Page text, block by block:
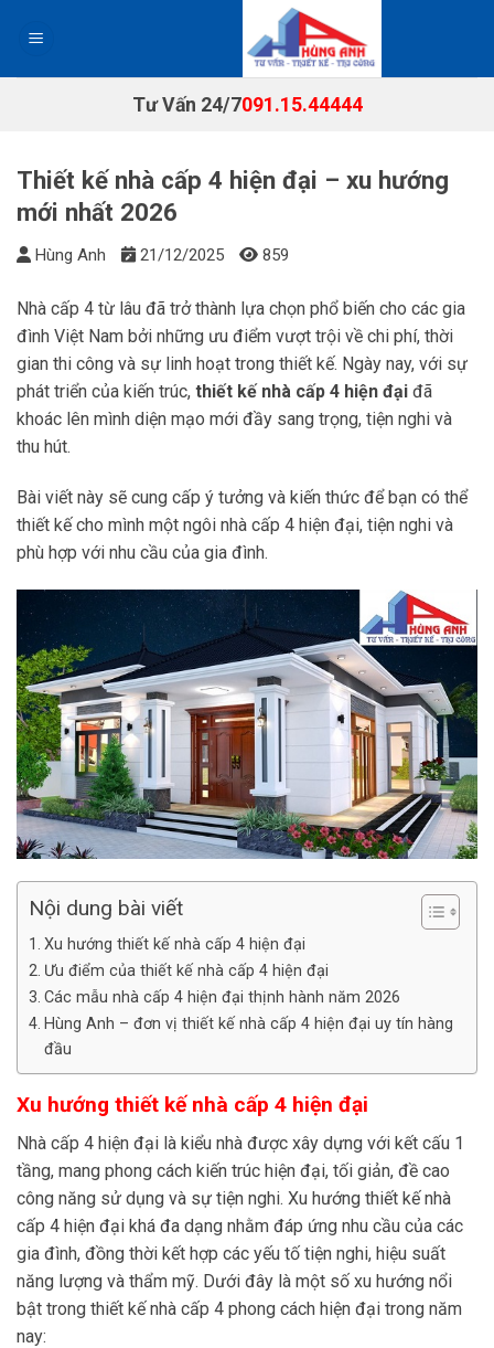
Tư Vấn 24/7091.15.44444
Thiết kế nhà cấp 4 hiện đại – xu hướng
mới nhất 2026
Hùng Anh 21/12/2025 859
Nhà cấp 4 từ lâu đã trở thành lựa chọn phổ biến cho các gia
đình Việt Nam bởi những ưu điểm vượt trội về chi phí, thời
gian thi công và sự linh hoạt trong thiết kế. Ngày nay, với sự
phát triển của kiến trúc, thiết kế nhà cấp 4 hiện đại đã
khoác lên mình diện mạo mới đầy sang trọng, tiện nghi và
thu hút.
Bài viết này sẽ cung cấp ý tưởng và kiến thức để bạn có thể
thiết kế cho mình một ngôi nhà cấp 4 hiện đại, tiện nghi và
phù hợp với nhu cầu của gia đình.
Nội dung bài viết
Xu hướng thiết kế nhà cấp 4 hiện đại
Ưu điểm của thiết kế nhà cấp 4 hiện đại
Các mẫu nhà cấp 4 hiện đại thịnh hành năm 2026
Hùng Anh – đơn vị thiết kế nhà cấp 4 hiện đại uy tín hàng
đầu
Xu hướng thiết kế nhà cấp 4 hiện đại
Nhà cấp 4 hiện đại là kiểu nhà được xây dựng với kết cấu 1
tầng, mang phong cách kiến trúc hiện đại, tối giản, đề cao
công năng sử dụng và sự tiện nghi. Xu hướng thiết kế nhà
cấp 4 hiện đại khá đa dạng nhằm đáp ứng nhu cầu của các
gia đình, đồng thời kết hợp các yếu tố tiện nghi, hiệu suất
năng lượng và thẩm mỹ. Dưới đây là một số xu hướng nổi
bật trong thiết kế nhà cấp 4 phong cách hiện đại trong năm
nay: